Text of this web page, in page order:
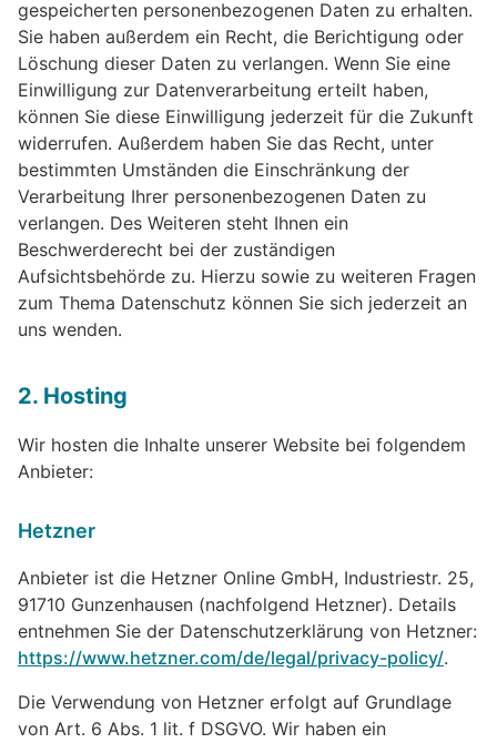
gespeicherten personenbezogenen Daten zu erhalten.
Sie haben außerdem ein Recht, die Berichtigung oder
Löschung dieser Daten zu verlangen. Wenn Sie eine
Einwilligung zur Datenverarbeitung erteilt haben,
können Sie diese Einwilligung jederzeit für die Zukunft
widerrufen. Außerdem haben Sie das Recht, unter
bestimmten Umständen die Einschränkung der
Verarbeitung Ihrer personenbezogenen Daten zu
verlangen. Des Weiteren steht Ihnen ein
Beschwerderecht bei der zuständigen
Aufsichtsbehörde zu. Hierzu sowie zu weiteren Fragen
zum Thema Datenschutz können Sie sich jederzeit an
uns wenden.
2. Hosting
Wir hosten die Inhalte unserer Website bei folgendem
Anbieter:
Hetzner
Anbieter ist die Hetzner Online GmbH, Industriestr. 25,
91710 Gunzenhausen (nachfolgend Hetzner). Details
entnehmen Sie der Datenschutzerklärung von Hetzner:
https://www.hetzner.com/de/legal/privacy-policy/.
Die Verwendung von Hetzner erfolgt auf Grundlage
von Art. 6 Abs. 1 lit. f DSGVO. Wir haben ein